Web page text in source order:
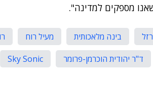
מספקים למדינה".
בינה מלאכותית מעיל רוח
ד"ר יהודית הוכרמן-פרומר Sky Sonic